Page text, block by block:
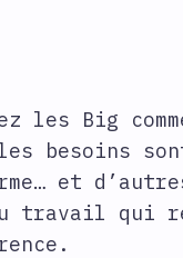
Big
besoins
et
travail qui